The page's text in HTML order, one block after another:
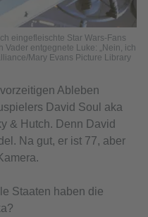
eingefleischte Star Wars-Fans
Vader entgegnete Luke: „Nein, ich
Mary Evans Picture Library
Ableben
David Soul aka
& Hutch. Denn David
Na gut, er ist 77, aber
Staaten haben die